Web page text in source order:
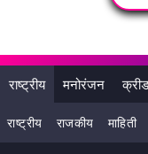
Step Mother Arrested
Tuljapur
राष्ट्रीय मनोरंजन
राष्ट्रीय राजकीय माहिती